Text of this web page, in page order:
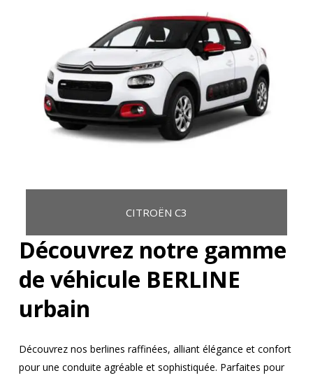
CITROËN C3
Découvrez notre gamme
de véhicule BERLINE
urbain
Découvrez nos berlines raffinées, alliant élégance et confort
pour une conduite agréable et sophistiquée. Parfaites pour